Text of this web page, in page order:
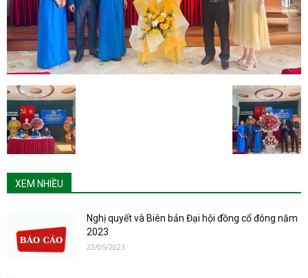
XEM NHIỀU
Nghị quyết và Biên bản Đại hội đồng cổ đông năm
2023
23/05/2023